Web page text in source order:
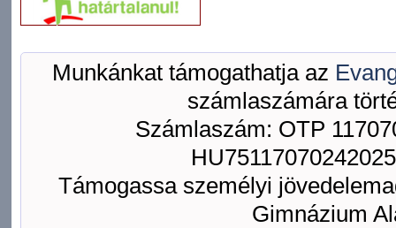
Munkánkat támogathatja az
számlaszámára
Számlaszám: OTP
Támogassa személyi
Gimnázium